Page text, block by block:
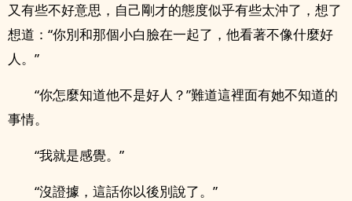
又有些不好意思，自己剛才的態度似乎有些太沖了，想了
想道：“你別和那個小白臉在一起了，他看著不像什麼好
人。”
“你怎麼知道他不是好人？”難道這裡面有她不知道的
事情。
“我就是感覺。”
“沒證據，這話你以後別說了。”